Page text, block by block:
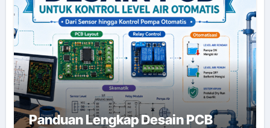
Panduan Lengkap Desain PCB